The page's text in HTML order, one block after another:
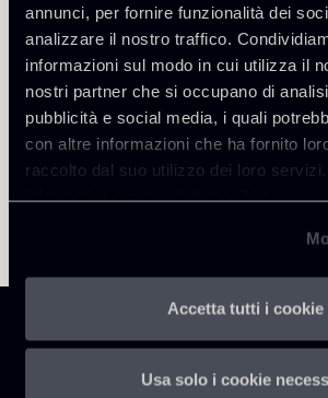
annunci, per fornire funzionalità dei
analizzare il nostro traffico.
informazioni sul modo in cui utilizza il
nostri partner che si occupano di
pubblicità e social media, i quali
con altre informazioni che ha fornito
raccolto dal suo utilizzo dei loro
informativa privacy è disponibilequi.
Accetta tutti i cookie
Usa solo i cookie